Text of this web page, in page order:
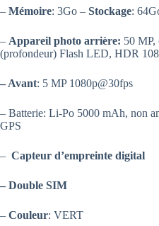
– Mémoire: 3Go – Stockage:
– Appareil photo arrière: 50
(profondeur) Flash LED, HDR
– Avant: 5 MP 1080p@30fps
– Batterie: Li-Po 5000 mAh, non
GPS
– Capteur d’empreinte digital
– Double SIM
– Couleur: VERT